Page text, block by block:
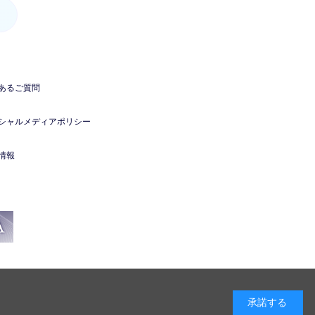
るご質問
ャルメディアポリシー
報
承諾する